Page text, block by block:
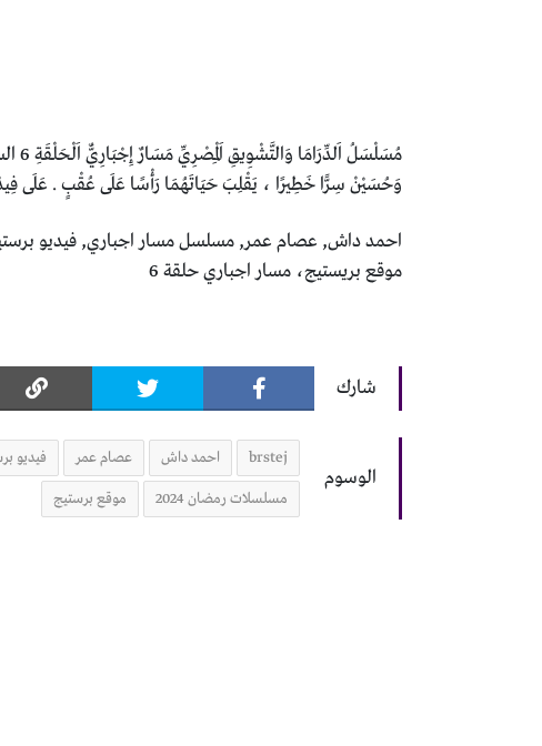
وَحُسَيْنْ سِرًّا خَطِيرًا ، يَقْلِبَ حَيَاتَهُمَا رَأْسًا عَلَى عُقْبٍ . عَلَى
موقع بريستيج، مسار اجباري حلقة 6
شارك
الوسوم
brstej احمد داش عصام عمر فيديو
مسلسلات رمضان 2024 موقع برستيج